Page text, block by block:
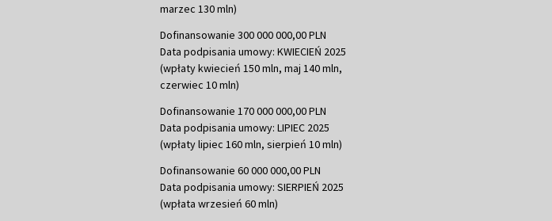
marzec 130 mln)
Dofinansowanie 300 000 000,00 PLN
Data podpisania umowy: KWIECIEŃ 2025
(wpłaty kwiecień 150 mln, maj 140 mln,
czerwiec 10 mln)
Dofinansowanie 170 000 000,00 PLN
Data podpisania umowy: LIPIEC 2025
(wpłaty lipiec 160 mln, sierpień 10 mln)
Dofinansowanie 60 000 000,00 PLN
Data podpisania umowy: SIERPIEŃ 2025
(wpłata wrzesień 60 mln)